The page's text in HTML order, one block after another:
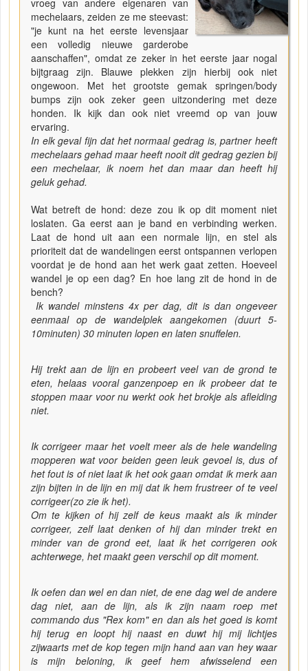
vroeg van andere eigenaren van
mechelaars, zeiden ze me steevast:
"je kunt na het eerste levensjaar
een volledig nieuwe garderobe
aanschaffen", omdat ze zeker in het eerste jaar nogal
bijtgraag zijn. Blauwe plekken zijn hierbij ook niet
ongewoon. Met het grootste gemak springen/body
bumps zijn ook zeker geen uitzondering met deze
honden. Ik kijk dan ook niet vreemd op van jouw
ervaring.
In elk geval fijn dat het normaal gedrag is, partner heeft
mechelaars gehad maar heeft nooit dit gedrag gezien bij
een mechelaar, ik noem het dan maar dan heeft hij
geluk gehad.
Wat betreft de hond: deze zou ik op dit moment niet
loslaten. Ga eerst aan je band en verbinding werken.
Laat de hond uit aan een normale lijn, en stel als
prioriteit dat de wandelingen eerst ontspannen verlopen
voordat je de hond aan het werk gaat zetten. Hoeveel
wandel je op een dag? En hoe lang zit de hond in de
bench?
Ik wandel minstens 4x per dag, dit is dan ongeveer
eenmaal op de wandelplek aangekomen (duurt 5-
10minuten) 30 minuten lopen en laten snuffelen.
Hij trekt aan de lijn en probeert veel van de grond te
eten, helaas vooral ganzenpoep en ik probeer dat te
stoppen maar voor nu werkt ook het brokje als afleiding
niet.
Ik corrigeer maar het voelt meer als de hele wandeling
mopperen wat voor beiden geen leuk gevoel is, dus of
het fout is of niet laat ik het ook gaan omdat ik merk aan
zijn bijten in de lijn en mij dat ik hem frustreer of te veel
corrigeer(zo zie ik het).
Om te kijken of hij zelf de keus maakt als ik minder
corrigeer, zelf laat denken of hij dan minder trekt en
minder van de grond eet, laat ik het corrigeren ook
achterwege, het maakt geen verschil op dit moment.
Ik oefen dan wel en dan niet, de ene dag wel de andere
dag niet, aan de lijn, als ik zijn naam roep met
commando dus "Rex kom" en dan als het goed is komt
hij terug en loopt hij naast en duwt hij mij lichtjes
zijwaarts met de kop tegen mijn hand aan van hey waar
is mijn beloning, ik geef hem afwisselend een